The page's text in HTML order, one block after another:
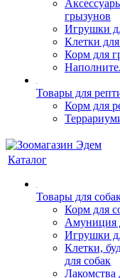
грызунов
Игрушки
Клетки
Корм для
Товары для
Корм для
Каталог
Товары для
Корм для
Амуниция
Игрушки
Клетки,
для собак
Лакомства